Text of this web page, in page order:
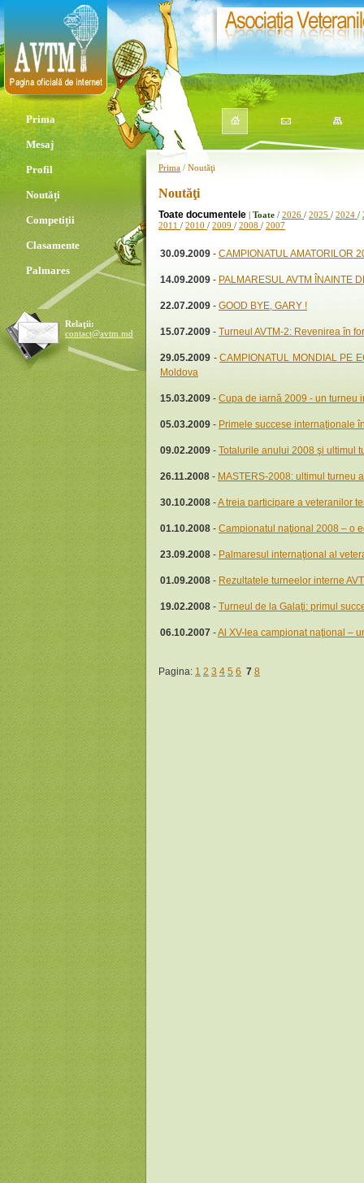
Prima
Mesaj
Profil
Noutăți
Competiții
Clasamente
Palmares
Relaţii:
contact@avtm.md
Prima / Noutăţi
Noutăţi
Toate documentele | Toate / 2026 / 2025 / 2024 /
2011 / 2010 / 2009 / 2008 / 2007
30.09.2009 - CAMPIONATUL AMATORILOR
14.09.2009 - PALMARESUL AVTM ÎNAINTE
22.07.2009 - GOOD BYE, GARY !
15.07.2009 - Turneul AVTM-2: Revenirea în
29.05.2009 -CAMPIONATUL MONDIAL PE
Moldova
15.03.2009 - Cupa de iarnă 2009 - un turneu
05.03.2009 - Primele succese internaţionale
09.02.2009 - Totalurile anului 2008 şi ultimul
26.11.2008 - MASTERS-2008: ultimul turneu
30.10.2008 -A treia participare a veteranilor
01.10.2008 - Campionatul naţional 2008 – o
23.09.2008 - Palmaresul internaţional al
01.09.2008 - Rezultatele turneelor interne
19.02.2008 - Turneul de la Galaţi: primul
06.10.2007 -Al XV-lea campionat naţional –
Pagina: 1 2 3 4 5 6 7 8